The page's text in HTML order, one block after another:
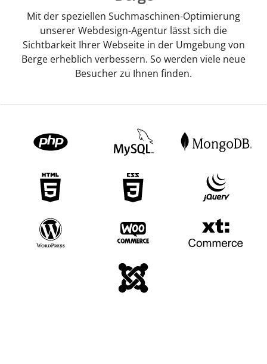
Mit der speziellen Suchmaschinen-Optimierung
unserer Webdesign-Agentur lässt sich die
Sichtbarkeit Ihrer Webseite in der Umgebung von
Berge erheblich verbessern. So werden viele neue
Besucher zu Ihnen finden.